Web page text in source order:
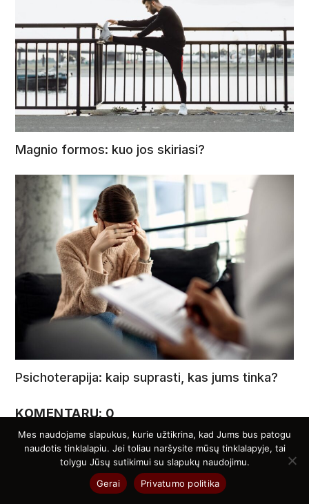
Magnio formos: kuo jos skiriasi?
Psichoterapija: kaip suprasti, kas jums tinka?
KOMENTARŲ: 0
Parašykite komentarą
El. pašto adresas nebus skelbiamas. Būtini laukeliai pažymėti
Mes naudojame slapukus, kurie užtikrina, kad Jums bus patogu
naudotis tinklalapiu. Jei toliau naršysite mūsų tinklalapyje, tai
tolygu Jūsų sutikimui su slapukų naudojimu.
Gerai
Privatumo politika